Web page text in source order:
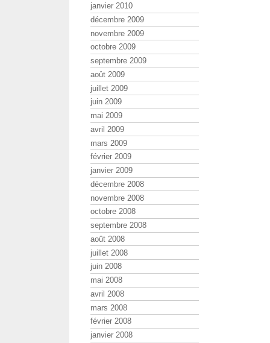
janvier 2010
décembre 2009
novembre 2009
octobre 2009
septembre 2009
août 2009
juillet 2009
juin 2009
mai 2009
avril 2009
mars 2009
février 2009
janvier 2009
décembre 2008
novembre 2008
octobre 2008
septembre 2008
août 2008
juillet 2008
juin 2008
mai 2008
avril 2008
mars 2008
février 2008
janvier 2008